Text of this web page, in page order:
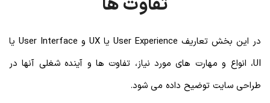
در این بخش تعاریف User Experience یا UX و User Interface یا
UI، انواع و مهارت های مورد نیاز، تفاوت ها و آینده شغلی آنها در
طراحی سایت توضیح داده می شود.